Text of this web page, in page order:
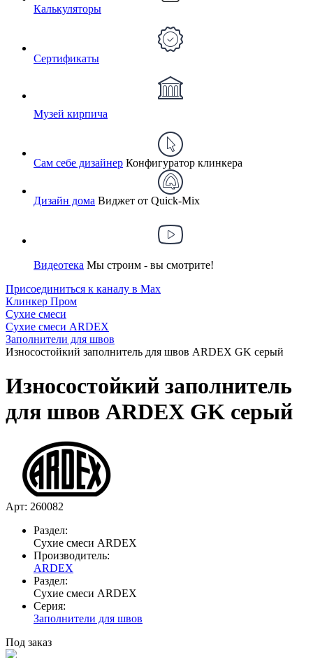
Калькуляторы
Сертификаты
Музей кирпича
Сам себе дизайнер Конфигуратор клинкера
Дизайн дома Виджет от Quick-Mix
Видеотека Мы строим - вы смотрите!
Присоединиться к каналу в Max
Клинкер Пром
Сухие смеси
Сухие смеси ARDEX
Заполнители для швов
Износостойкий заполнитель для швов ARDEX GK серый
Износостойкий заполнитель
для швов ARDEX GK серый
Арт: 260082
Раздел:
Сухие смеси ARDEX
Производитель:
ARDEX
Раздел:
Сухие смеси ARDEX
Серия:
Заполнители для швов
Под заказ